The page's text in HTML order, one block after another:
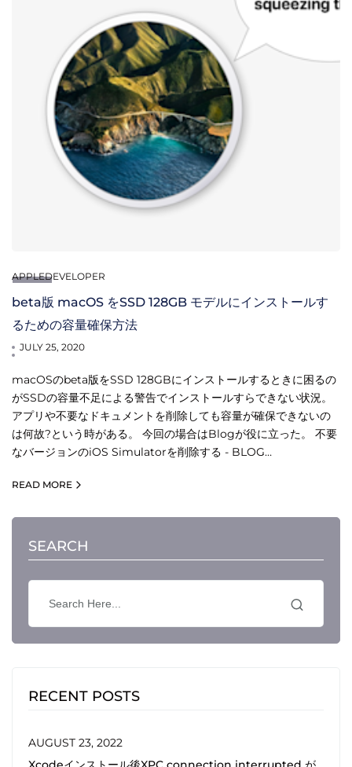
APPLEDEVELOPER
beta版 macOS をSSD 128GB モデルにインストールす
るための容量確保方法
JULY 25, 2020
macOSのbeta版をSSD 128GBにインストールするときに困るの
がSSDの容量不足による警告でインストールすらできない状況。
アプリや不要なドキュメントを削除しても容量が確保できないの
は何故?という時がある。 今回の場合はBlogが役に立った。 不要
なバージョンのiOS Simulatorを削除する - BLOG…
READ MORE
SEARCH
RECENT POSTS
AUGUST 23, 2022